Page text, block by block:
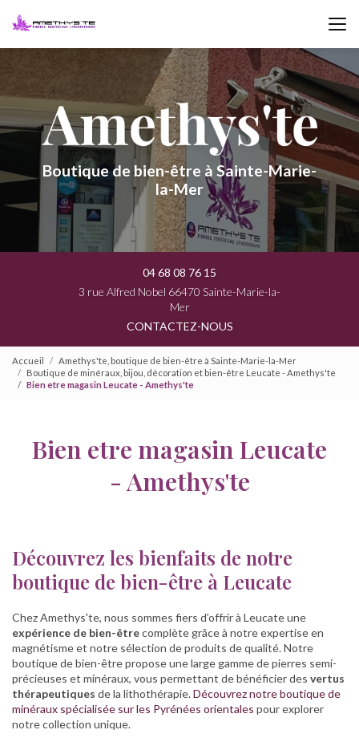
Boutique de bien-être à Sainte-Marie-
la-Mer
04 68 08 76 15
3 rue Alfred Nobel 66470 Sainte-Marie-la-
Mer
CONTACTEZ-NOUS
Accueil
Amethys'te, boutique de bien-être à Sainte-Marie-la-Mer
Boutique de minéraux, bijou, décoration et bien-être Leucate - Amethys'te
Bien etre magasin Leucate - Amethys'te
Bien etre magasin Leucate
- Amethys'te
Découvrez les bienfaits de notre
boutique de bien-être à Leucate
Chez Amethys'te, nous sommes fiers d’offrir à Leucate une
expérience de bien-êtrecomplète grâce à notre expertise en
magnétisme et notre sélection de produits de qualité. Notre
boutique de bien-être propose une large gamme de pierres semi-
précieuses et minéraux, vous permettant de bénéficier des vertus
thérapeutiques de la lithothérapie.Découvrez notre boutique de
minéraux spécialisée sur les Pyrénées orientales pour explorer
notre collection unique.